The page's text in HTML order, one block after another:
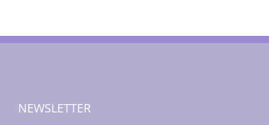
NEWSLETTER